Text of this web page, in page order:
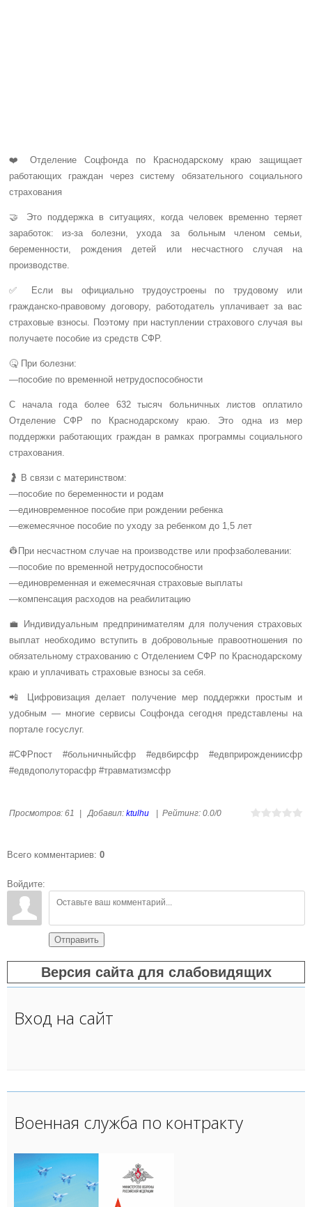
❤️ Отделение Соцфонда по Краснодарскому краю защищает
работающих граждан через систему обязательного социального
страхования
🤝 Это поддержка в ситуациях, когда человек временно теряет
заработок: из-за болезни, ухода за больным членом семьи,
беременности, рождения детей или несчастного случая на
производстве.
✅ Если вы официально трудоустроены по трудовому или
гражданско-правовому договору, работодатель уплачивает за вас
страховые взносы. Поэтому при наступлении страхового случая вы
получаете пособие из средств СФР.
🤒 При болезни:
—пособие по временной нетрудоспособности
С начала года более 632 тысяч больничных листов оплатило
Отделение СФР по Краснодарскому краю. Это одна из мер
поддержки работающих граждан в рамках программы социального
страхования.
🤰 В связи с материнством:
—пособие по беременности и родам
—единовременное пособие при рождении ребенка
—ежемесячное пособие по уходу за ребенком до 1,5 лет
👷При несчастном случае на производстве или профзаболевании:
—пособие по временной нетрудоспособности
—единовременная и ежемесячная страховые выплаты
—компенсация расходов на реабилитацию
💼 Индивидуальным предпринимателям для получения страховых
выплат необходимо вступить в добровольные правоотношения по
обязательному страхованию с Отделением СФР по Краснодарскому
краю и уплачивать страховые взносы за себя.
📲 Цифровизация делает получение мер поддержки простым и
удобным — многие сервисы Соцфонда сегодня представлены на
портале госуслуг.
#СФРпост #больничныйсфр #едвбирсфр #едвприрождениисфр
#едвдополуторасфр #травматизмсфр
Просмотров: 61 Добавил: ktulhu Рейтинг: 0.0/0
Всего комментариев: 0
Войдите:
Отправить
Версия сайта для слабовидящих
Вход на сайт
Военная служба по контракту